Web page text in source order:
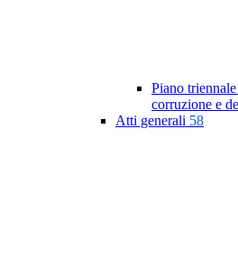
Piano
corruzione e
Atti generali 58